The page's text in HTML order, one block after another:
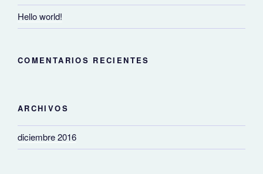
Hello world!
COMENTARIOS RECIENTES
ARCHIVOS
diciembre 2016